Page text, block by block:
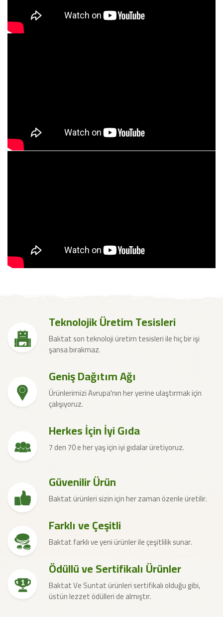
Teknolojik Üretim Tesisleri
Baktat son teknoloji üretim tesisleri ile hiç bir işi
şansa bırakmaz.
Geniş Dağıtım Ağı
Ürünlerimizi Avrupa'nın her yerine ulaştırmak için
çalışıyoruz.
Herkes İçin İyi Gıda
7 den 70 e her yaş için iyi gıdalar üretiyoruz.
Güvenilir Ürün
Baktat ürünleri sizin için her zaman özenle üretilir.
Farklı ve Çeşitli
Baktat farklı ve yeni ürünler ile çeşitlilik sunar.
Ödüllü ve Sertifikalı Ürünler
Baktat Ve Suntat ürünleri sertifikalı olduğu gibi,
üstün lezzet ödülleri de almıştır.